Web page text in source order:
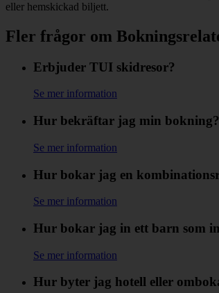
eller hemskickad biljett.
Fler frågor om
Erbjuder TUI skidresor?
Se mer information
Hur bekräftar jag min bokning?
Se mer information
Hur bokar jag en
Se mer information
Hur bokar jag in ett barn som
Se mer information
Hur byter jag hotell eller